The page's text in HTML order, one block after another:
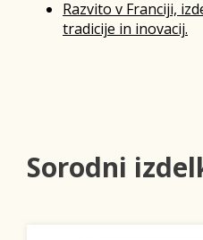
Razvito v Franciji,
tradicije in inovacij.
Sorodni